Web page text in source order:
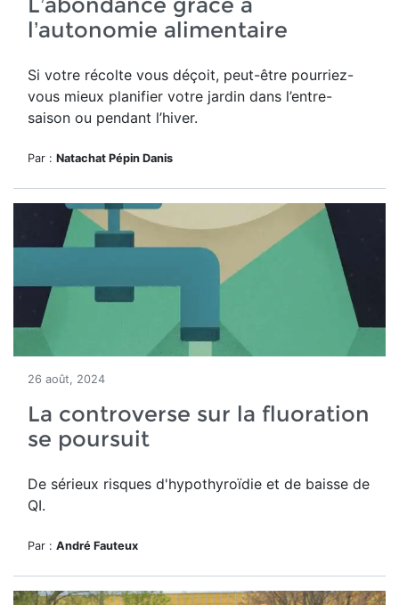
l’autonomie alimentaire
Si votre récolte vous déçoit, peut-être pourriez-
vous mieux planifier votre jardin dans l’entre-
saison ou pendant l’hiver.
Par : Natachat Pépin Danis
26 août, 2024
La controverse sur la fluoration
se poursuit
De sérieux risques d'hypothyroïdie et de baisse de
QI.
Par : André Fauteux